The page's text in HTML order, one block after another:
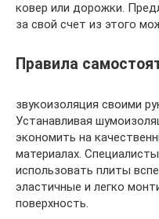
ковер или дорожки.
за свой счет из этого
Правила
звукоизоляция своими
Устанавливая
экономить на
материалах.
использовать плиты
эластичные и легко
поверхность.